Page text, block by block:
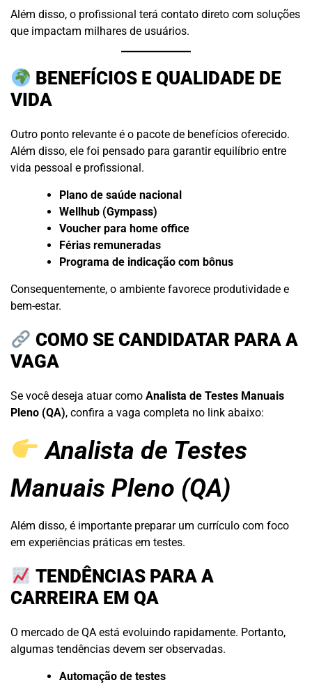
Além disso, o profissional terá contato direto com soluções
que impactam milhares de usuários.
BENEFÍCIOS E QUALIDADE DE
VIDA
Outro ponto relevante é o pacote de benefícios oferecido.
Além disso, ele foi pensado para garantir equilíbrio entre
vida pessoal e profissional.
Plano de saúde nacional
Wellhub (Gympass)
Voucher para home office
Férias remuneradas
Programa de indicação com bônus
Consequentemente, o ambiente favorece produtividade e
bem-estar.
COMO SE CANDIDATAR PARA A
VAGA
Se você deseja atuar como Analista de Testes Manuais
Pleno (QA), confira a vaga completa no link abaixo:
Analista de Testes
Manuais Pleno (QA)
Além disso, é importante preparar um currículo com foco
em experiências práticas em testes.
TENDÊNCIAS PARA A
CARREIRA EM QA
O mercado de QA está evoluindo rapidamente. Portanto,
algumas tendências devem ser observadas.
Automação de testes